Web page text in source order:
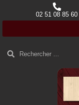
02 51 08 85 60